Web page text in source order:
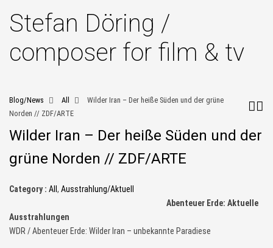
Stefan Döring /
composer for film & tv
Blog/News All
Wilder Iran – Der heiße Süden und der grüne
Norden // ZDF/ARTE
Wilder Iran – Der heiße Süden und der
grüne Norden // ZDF/ARTE
Category : All , Ausstrahlung/Aktuell
Abenteuer Erde: Aktuelle
Ausstrahlungen
WDR / Abenteuer Erde: Wilder Iran – unbekannte Paradiese